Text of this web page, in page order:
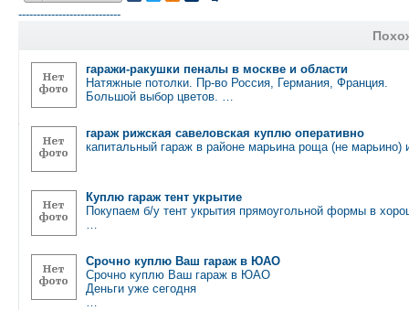
----------------------------
гаражи-ракушки пеналы в москве и области
Натяжные потолки. Пр-во Россия, Германия, Франция.
Большой выбор цветов. …
гараж рижская савеловская куплю оперативно
капитальный гараж в районе марьина роща (не
Куплю гараж тент укрытие
Покупаем б/у тент укрытия прямоугольной формы в
…
Срочно куплю Ваш гараж в ЮАО
Срочно куплю Ваш гараж в ЮАО
Деньги уже сегодня
…